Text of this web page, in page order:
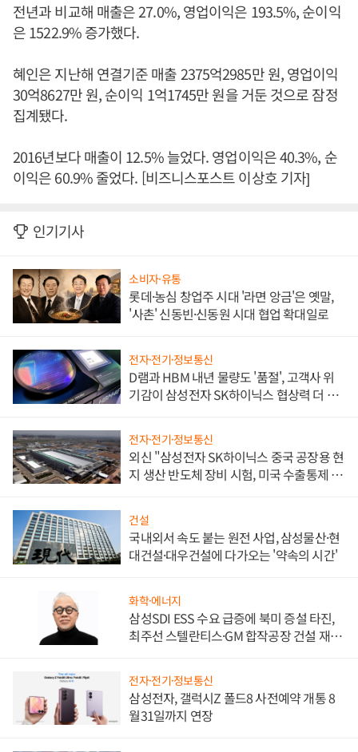
전년과 비교해 매출은 27.0%, 영업이익은 193.5%, 순이익
은 1522.9% 증가했다.
혜인은 지난해 연결기준 매출 2375억2985만 원, 영업이익
30억8627만 원, 순이익 1억1745만 원을 거둔 것으로 잠정
집계됐다.
2016년보다 매출이 12.5% 늘었다. 영업이익은 40.3%, 순
이익은 60.9% 줄었다. [비즈니스포스트 이상호 기자]
인기기사
소비자·유통
롯데·농심 창업주 시대 '라면 앙금'은 옛말,
'사촌' 신동빈·신동원 시대 협업 확대일로
전자·전기·정보통신
D램과 HBM 내년 물량도 '품절', 고객사 위
기감이 삼성전자 SK하이닉스 협상력 더 키
전자·전기·정보통신
외신 "삼성전자 SK하이닉스 중국 공장용 현
지 생산 반도체 장비 시험, 미국 수출통제 대
건설
국내외서 속도 붙는 원전 사업, 삼성물산·현
대건설·대우건설에 다가오는 '약속의 시간'
화학·에너지
삼성SDI ESS 수요 급증에 북미 증설 타진,
최주선 스텔란티스·GM 합작공장 건설 재추
전자·전기·정보통신
삼성전자, 갤럭시Z 폴드8 사전예약 개통 8
월31일까지 연장